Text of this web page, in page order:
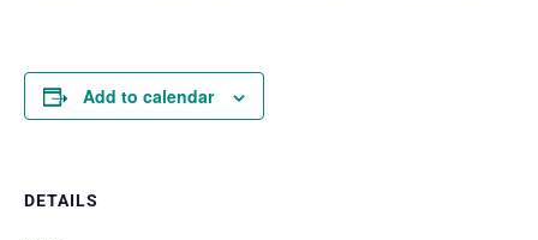
Add to calendar
DETAILS